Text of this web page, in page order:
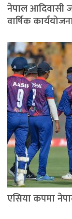
नेपाल आदिवासी
वार्षिक
एसिया कपमा